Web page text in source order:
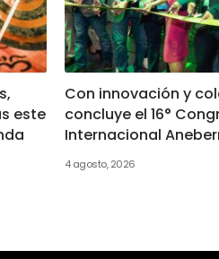
este
Con innovación y
concluye el 16°
Internacional
4 agosto, 2026